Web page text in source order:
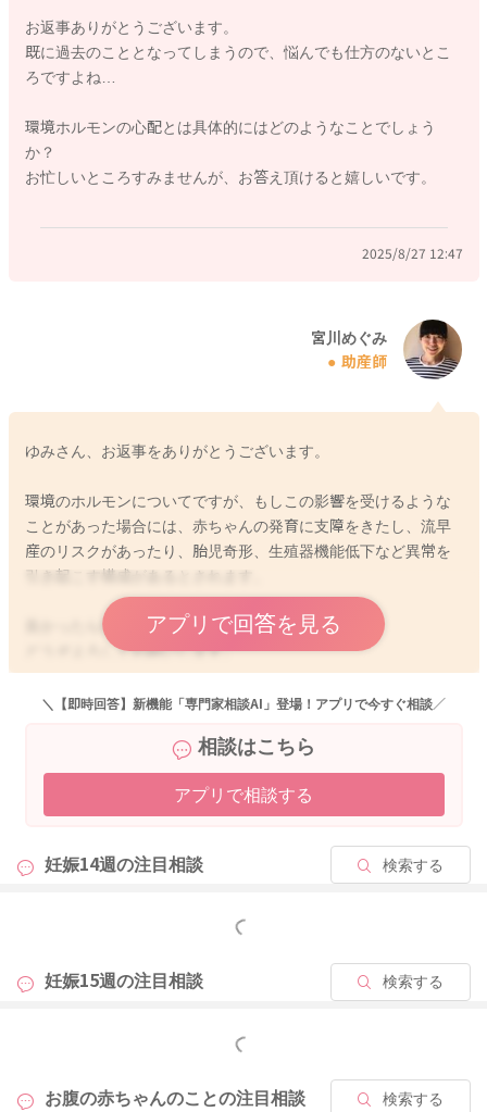
お返事ありがとうございます。
既に過去のこととなってしまうので、悩んでも仕方のないとこ
ろですよね…
環境ホルモンの心配とは具体的にはどのようなことでしょう
か？
お忙しいところすみませんが、お答え頂けると嬉しいです。
2025/8/27 12:47
宮川めぐみ
助産師
ゆみさん、お返事をありがとうございます。
環境のホルモンについてですが、もしこの影響を受けるような
ことがあった場合には、赤ちゃんの発育に支障をきたし、流早
産のリスクがあったり、胎児奇形、生殖器機能低下など異常を
引き起こす構成があるとされます。
良かったら参考になさってみてください。
どうぞよろしくお願いします。
アプリで回答を見る
＼【即時回答】新機能「専門家相談AI」登場！アプリで今すぐ相談／
相談はこちら
アプリで相談する
妊娠14週の注目相談 検索する
もっと見る
妊娠15週の注目相談 検索する
もっと見る
お腹の赤ちゃんのことの注目相談 検索する